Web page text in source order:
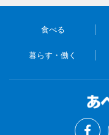
食べる
暮らす・働く